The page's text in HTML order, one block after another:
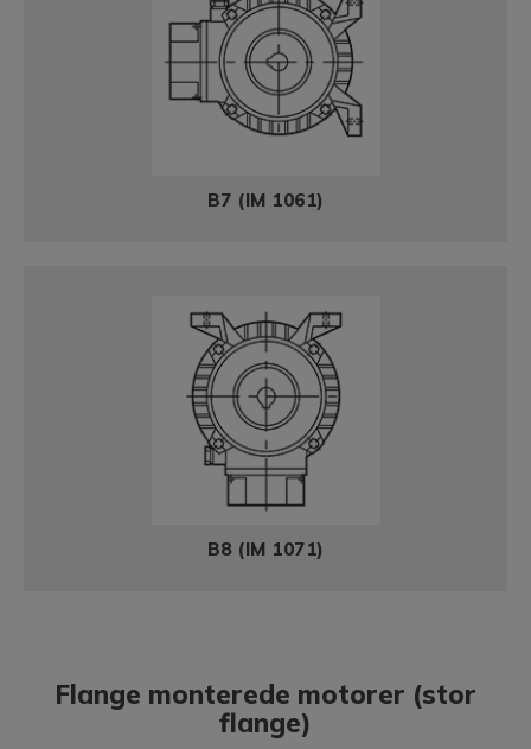
B7 (IM 1061)
B8 (IM 1071)
Flange monterede motorer (stor
flange)